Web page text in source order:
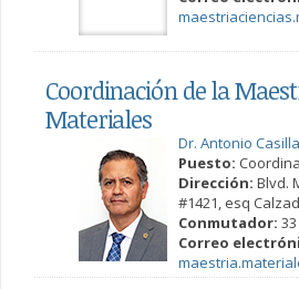
Coordinación de la
Materiales
Dr. Antonio
Puesto:
Dirección: Blvd.
#1421, esq
Conmutador:
Correo